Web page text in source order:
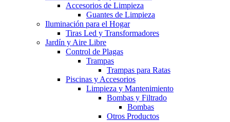
Accesorios de Limpieza
Guantes de Limpieza
Iluminación para el Hogar
Tiras Led y Transformadores
Jardín y Aire Libre
Control de Plagas
Trampas
Trampas para Ratas
Piscinas y Accesorios
Limpieza y Mantenimiento
Bombas y Filtrado
Bombas
Otros Productos